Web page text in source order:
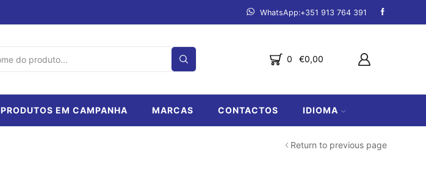
Fazemos entregas de Lagos a
SEARCH
0 €0,00
PRODUTOS EM CAMPANHA MARCAS CONTACTOS IDIOMA
Return to previous page